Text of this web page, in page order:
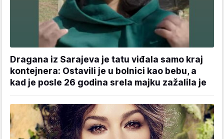
Dragana iz Sarajeva je tatu viđala samo kraj
kontejnera: Ostavili je u bolnici kao bebu, a
kad je posle 26 godina srela majku zažalila je